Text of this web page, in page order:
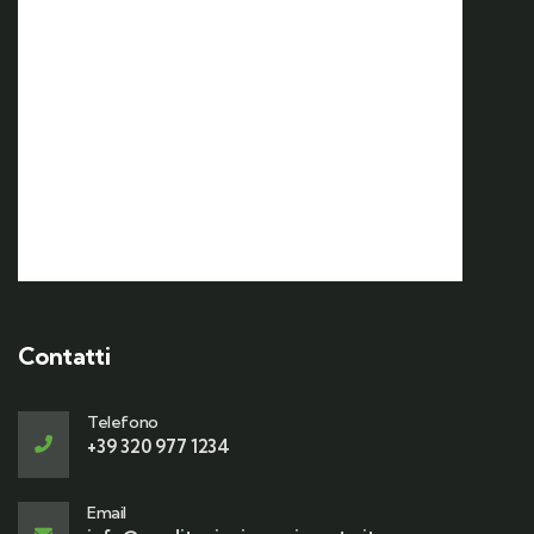
Contatti
Telefono
+39 320 977 1234
Email